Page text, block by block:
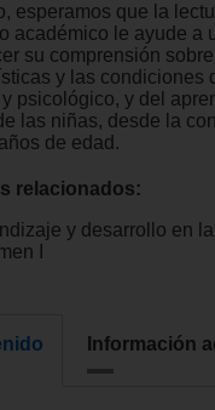
esperamos que la
académico le ayude a
su comprensión
y las condiciones
psicológico, y del
las niñas, desde la
de edad.
relacionados:
y desarrollo en
I
Información